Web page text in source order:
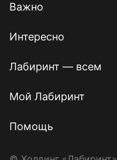
Важно
Интересно
Лабиринт — всем
Мой Лабиринт
Помощь